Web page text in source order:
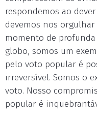
respondemos ao
devemos nos orgulhar
momento de
globo, somos um
pelo voto popular é
irreversível. Somos o
voto. Nosso
popular é